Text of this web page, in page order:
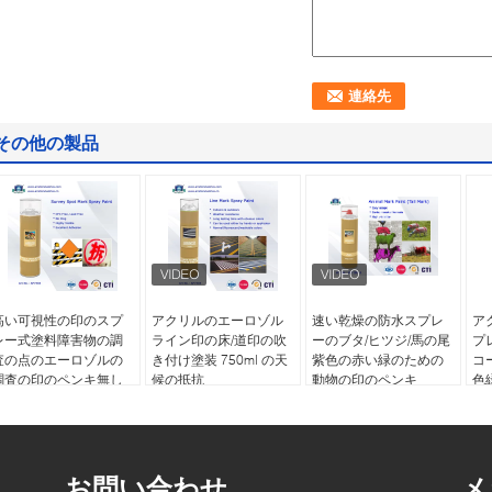
の他の製品
い可視性の印のスプ
ー式塗料障害物の調
の点のエーロゾルの
査の印のペンキ無し
アクリルのエーロゾル
ライン印の床/道印の吹
き付け塗装 750ml の天
候の抵抗
速い乾燥の防水スプレ
ーのブタ/ヒツジ/馬の尾
紫色の赤い緑のための
動物の印のペンキ
ア
プ
コ
色